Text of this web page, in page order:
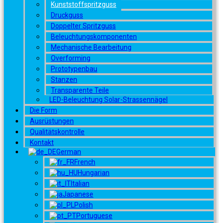
Kunststoffspritzguss
Druckguss
Doppelter Spritzguss
Beleuchtungskomponenten
Mechanische Bearbeitung
Overforming
Prototypenbau
Stanzen
Transparente Teile
LED-Beleuchtung Solar-Strassennägel
Die Form
Ausrüstungen
Qualitätskontrolle
Kontakt
German
French
Hungarian
Italian
Japanese
Polish
Portuguese